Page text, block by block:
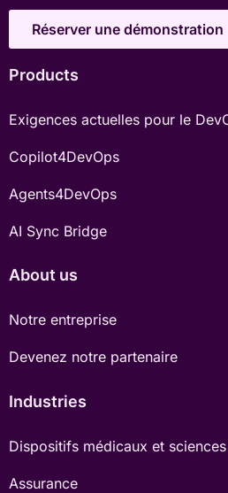
Réserver une démonstration
Products
Exigences actuelles pour le
Copilot4DevOps
Agents4DevOps
AI Sync Bridge
About us
Notre entreprise
Devenez notre partenaire
Industries
Dispositifs médicaux et
Assurance